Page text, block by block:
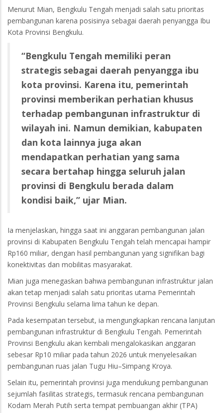
Menurut Mian, Bengkulu Tengah menjadi salah satu prioritas
pembangunan karena posisinya sebagai daerah penyangga Ibu
Kota Provinsi Bengkulu.
“Bengkulu Tengah memiliki peran
strategis sebagai daerah penyangga ibu
kota provinsi. Karena itu, pemerintah
provinsi memberikan perhatian khusus
terhadap pembangunan infrastruktur di
wilayah ini. Namun demikian, kabupaten
dan kota lainnya juga akan
mendapatkan perhatian yang sama
secara bertahap hingga seluruh jalan
provinsi di Bengkulu berada dalam
kondisi baik,” ujar Mian.
Ia menjelaskan, hingga saat ini anggaran pembangunan jalan
provinsi di Kabupaten Bengkulu Tengah telah mencapai hampir
Rp160 miliar, dengan hasil pembangunan yang signifikan bagi
konektivitas dan mobilitas masyarakat.
Mian juga menegaskan bahwa pembangunan infrastruktur jalan
akan tetap menjadi salah satu prioritas utama Pemerintah
Provinsi Bengkulu selama lima tahun ke depan.
Pada kesempatan tersebut, ia mengungkapkan rencana lanjutan
pembangunan infrastruktur di Bengkulu Tengah. Pemerintah
Provinsi Bengkulu akan kembali mengalokasikan anggaran
sebesar Rp10 miliar pada tahun 2026 untuk menyelesaikan
pembangunan ruas jalan Tugu Hiu–Simpang Kroya.
Selain itu, pemerintah provinsi juga mendukung pembangunan
sejumlah fasilitas strategis, termasuk rencana pembangunan
Kodam Merah Putih serta tempat pembuangan akhir (TPA)